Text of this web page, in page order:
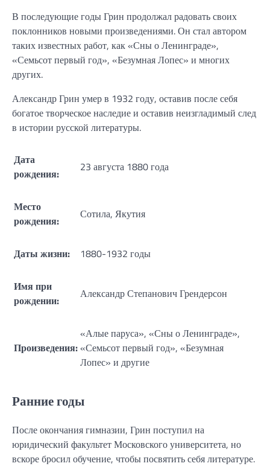
В последующие годы Грин продолжал радовать своих
поклонников новыми произведениями. Он стал автором
таких известных работ, как «Сны о Ленинграде»,
«Семьсот первый год», «Безумная Лопес» и многих
других.
Александр Грин умер в 1932 году, оставив после себя
богатое творческое наследие и оставив неизгладимый след
в истории русской литературы.
Дата
рождения:
23 августа 1880 года
Место
рождения:
Сотила, Якутия
Даты жизни: 1880-1932 годы
Имя при
рождении:
Александр Степанович Грендерсон
Произведения:
«Алые паруса», «Сны о Ленинграде»,
«Семьсот первый год», «Безумная
Лопес» и другие
Ранние годы
После окончания гимназии, Грин поступил на
юридический факультет Московского университета, но
вскоре бросил обучение, чтобы посвятить себя литературе.